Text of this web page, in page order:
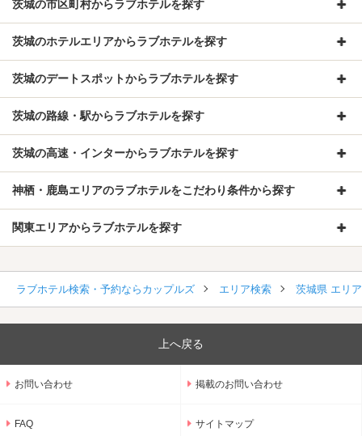
茨城の市区町村からラブホテルを探す
茨城のホテルエリアからラブホテルを探す
茨城のデートスポットからラブホテルを探す
茨城の路線・駅からラブホテルを探す
茨城の高速・インターからラブホテルを探す
神栖・鹿島エリアのラブホテルをこだわり条件から探す
関東エリアからラブホテルを探す
ラブホテル検索・予約ならカップルズ エリア検索 茨城県 エリ
上へ戻る
お問い合わせ 掲載のお問い合わせ
FAQ サイトマップ